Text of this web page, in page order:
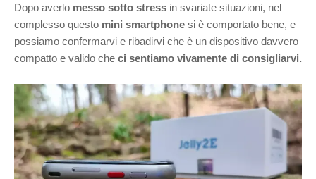
Dopo averlo messo sotto stress in svariate situazioni, nel
complesso questo mini smartphone si è comportato bene, e
possiamo confermarvi e ribadirvi che è un dispositivo davvero
compatto e valido che ci sentiamo vivamente di consigliarvi.